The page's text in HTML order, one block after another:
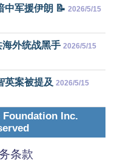
中军援伊朗 📝 2026/5/15
外统战黑手 2026/5/15
英案被提及 2026/5/15
Inc.
条款